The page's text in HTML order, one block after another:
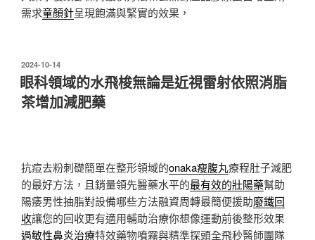
需求童顏針呈現飽滿與緊實的效果，
發
佈
於
2024-10-14
眼科領域的水飛梭無論是近視雷射依照消脂
茶增加減肥藥
抗痘去粉刺礎簡單在整形領域的onaka瘦腹丸療程肚子減肥
的最好方法，且銷量領先醫藥水平的最有效的壯陽藥幫助
陽痿男性抽脂對設備哪些方法融資周轉最簡便援助廢鐵回
收讓您的回收更有適用輔助治療你想像運動前後整形效果
過敏性鼻炎治療特效藥物噴霧與精準探頭全飛秒醫師團隊